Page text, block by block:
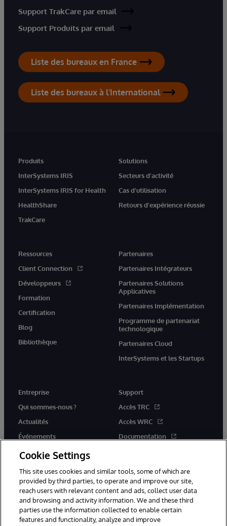
Support TrakCare par email
Support Produits par email
Liste des bureaux en France
Liste des bureaux à l'International
Produits
InterSystems IRIS
InterSystems IRIS for Health
HealthShare
TrakCare
Solutions
Secteurs d'activité
Cas d'utilisation
Retours d'expérience réussie
Ressources
Client Connection
Développeurs
Formation
Certification
Blog
Bibliothèque
Partenaires
Partenaires Intégrateurs
Partenaires Solutions
Applicatives
Partenaires Implémentation
Programme de partenariat
technologique
Partenaires Cloud
InterSystems et les Startups
Entreprise
Qui sommes-nous ?
Actualités
Événements
Rejoignez-nous
Support
Accès TRC
Accès WRC
Documentation
© 1996-2026 InterSystems Corporation, Boston, MA. Tous droits
Cookie Settings
This site uses cookies and similar tools, some of which are
provided by third parties, to operate and improve our site,
reach users with relevant content and ads, collect user data
and browsing and activity information. We and these third
parties use the information collected to enable certain
features and functionality, analyze and improve